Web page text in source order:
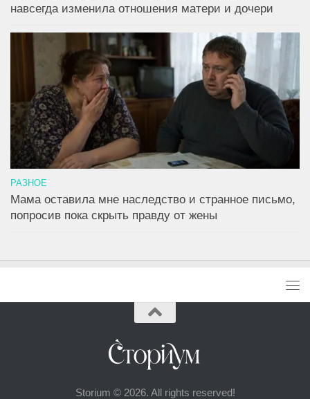
навсегда изменила отношения матери и дочери
РАЗНОЕ
Мама оставила мне наследство и странное письмо,
попросив пока скрыть правду от жены
Storium © 2026. All rights reserved!